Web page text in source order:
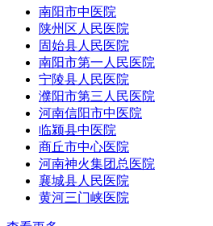
南阳市中医院
陕州区人民医院
固始县人民医院
南阳市第一人民医院
宁陵县人民医院
濮阳市第三人民医院
河南信阳市中医院
临颍县中医院
商丘市中心医院
河南神火集团总医院
襄城县人民医院
黄河三门峡医院